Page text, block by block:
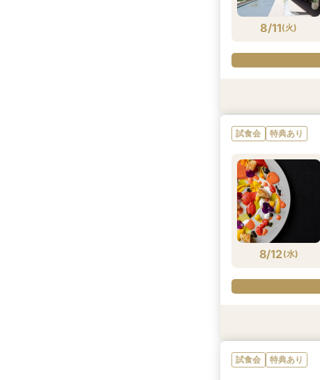
8/11(火)
8/11 (火
8/11 (火
試食会 特典あり
8/12(水)
試食会 特典あり